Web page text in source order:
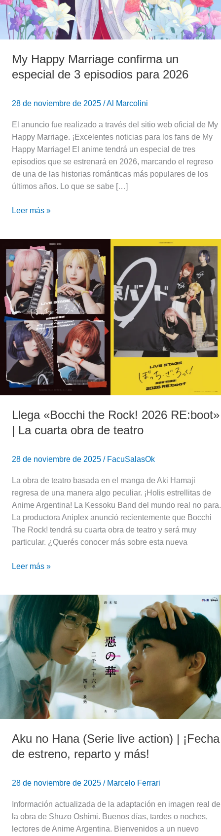
My Happy Marriage confirma un
especial de 3 episodios para 2026
28 de noviembre de 2025 /Al Marcolini
El anuncio fue realizado a través del sitio web oficial de My
Happy Marriage. ¡Excelentes noticias para los fans de My
Happy Marriage! El anime tendrá un especial de tres
episodios que se estrenará en 2026, marcando el regreso
de una de las historias románticas más populares de los
últimos años. Lo que se sabe […]
Leer más »
Llega «Bocchi the Rock! 2026 RE:boot»
| La cuarta obra de teatro
28 de noviembre de 2025 / FacuSalasOk
La obra de teatro basada en el manga de Aki Hamaji
regresa de una manera algo peculiar. ¡Holis estrellitas de
Anime Argentina! La Kessoku Band del mundo real no para.
La productora Aniplex anunció recientemente que Bocchi
The Rock! tendrá su cuarta obra de teatro y será muy
particular. ¿Querés conocer más sobre esta nueva
Llega
«Bocchi
the
Rock! 2026
RE:boot»
|
La
cuarta
obra
de
teatro
Leer más »
Aku no Hana (Serie live action) | ¡Fecha
de estreno, reparto y más!
28 de noviembre de 2025 / Marcelo Ferrari
Información actualizada de la adaptación en imagen real de
la obra de Shuzo Oshimi. Buenos días, tardes o noches,
lectores de Anime Argentina. Bienvenidos a un nuevo
Aku
no
Hana
(Serie
live
action)
|
¡Fecha
estreno,
y
más!